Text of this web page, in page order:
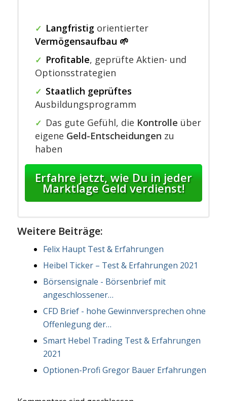
✓ Langfristigorientierter
Vermögensaufbau 🌱
✓ Profitable, geprüfte Aktien- und
Optionsstrategien
✓ Staatlich geprüftes
Ausbildungsprogramm
✓ Das gute Gefühl, die Kontrolle über
eigene Geld-Entscheidungen zu
haben
Erfahre jetzt, wie Du in jeder
Marktlage Geld verdienst!
Weitere Beiträge:
Felix Haupt Test & Erfahrungen
Heibel Ticker – Test & Erfahrungen 2021
Börsensignale - Börsenbrief mit
angeschlossener…
CFD Brief - hohe Gewinnversprechen ohne
Offenlegung der…
Smart Hebel Trading Test & Erfahrungen
2021
Optionen-Profi Gregor Bauer Erfahrungen